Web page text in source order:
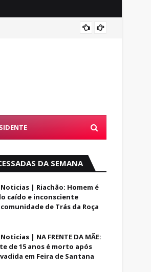
DA SEMANA
| Riachão: Homem é
caído e inconsciente
de Trás da Roça
| NA FRENTE DA MÃE:
de 15 anos é morto após
em Feira de Santana